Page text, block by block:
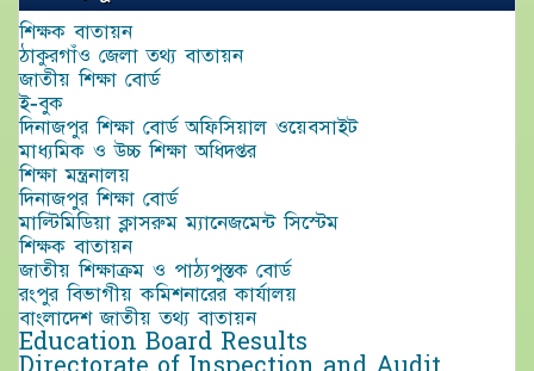
শিক্ষক বাতায়ন
ঠাকুরগাঁও জেলা তথ্য বাতায়ন
জাতীয় শিক্ষা বোর্ড
ই-বুক
দিনাজপুর শিক্ষা বোর্ড অফিসিয়াল ওয়েবসাইট
মাধ্যমিক ও উচ্চ শিক্ষা অধিদপ্তর
শিক্ষা মন্ত্রনালয়
দিনাজপুর শিক্ষা বোর্ড
মাল্টিমিডিয়া ক্লাসরুম ম্যানেজমেন্ট সিস্টেম
শিক্ষক বাতায়ন
জাতীয় শিক্ষাক্রম ও পাঠ্যপুস্তক বোর্ড
রংপুর বিভাগীয় কমিশনারের কার্যালয়
বাংলাদেশ জাতীয় তথ্য বাতায়ন
Education Board Results